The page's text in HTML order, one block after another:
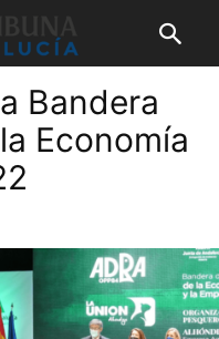
Bandera
Economía